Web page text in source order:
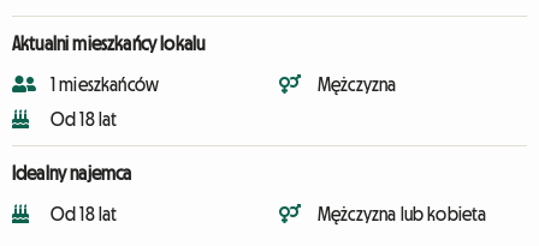
Aktualni mieszkańcy lokalu
1 mieszkańców
Od 18 lat
Mężczyzna
Idealny najemca
Od 18 lat Mężczyzna lub kobieta